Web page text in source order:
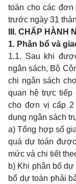
toán cho các
trước ngày 31
III. CHẤP HÀNH
1. Phân bổ và
1.1. Sau khi
ngân sách, Bộ
chi ngân sách
quan hệ trực
cho đơn vị cấp
dụng ngân sách
a) Tổng hợp số
quá dự toán
mức và chi tiết
b) Khi phân bổ
bổ dự toán phải